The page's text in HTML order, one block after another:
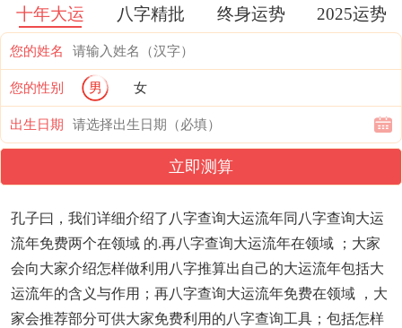
十年大运 八字精批 终身运势 2025运势
您的姓名
您的性别 男 女
出生日期
立即测算
孔子曰，我们详细介绍了八字查询大运流年同八字查询大运
流年免费两个在领域 的.再八字查询大运流年在领域 ；大家
会向大家介绍怎样做利用八字推算出自己的大运流年包括大
运流年的含义与作用；再八字查询大运流年免费在领域 ，大
家会推荐部分可供大家免费利用的八字查询工具；包括怎样